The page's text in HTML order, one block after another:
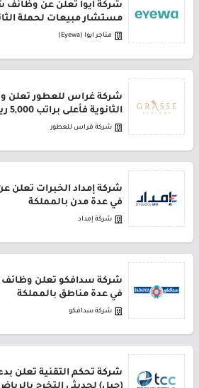
شركة أيوا تعلن عن
مستشار مبيعات لحملة
متاجر ايوا (Eyewa)
شركة غراس للعطور تعلن
الثانوية فأعلى براتب 5,000 ريال
شركة قراس للعطور
شركة إمداد الخبرات تعلن
في عدة مدن بالمملكة
شركة إمداد
شركة سدافكو تعلن وظائف
في عدة مناطق بالمملكة
شركة سدافكو
شركة تحكم التقنية تعلن